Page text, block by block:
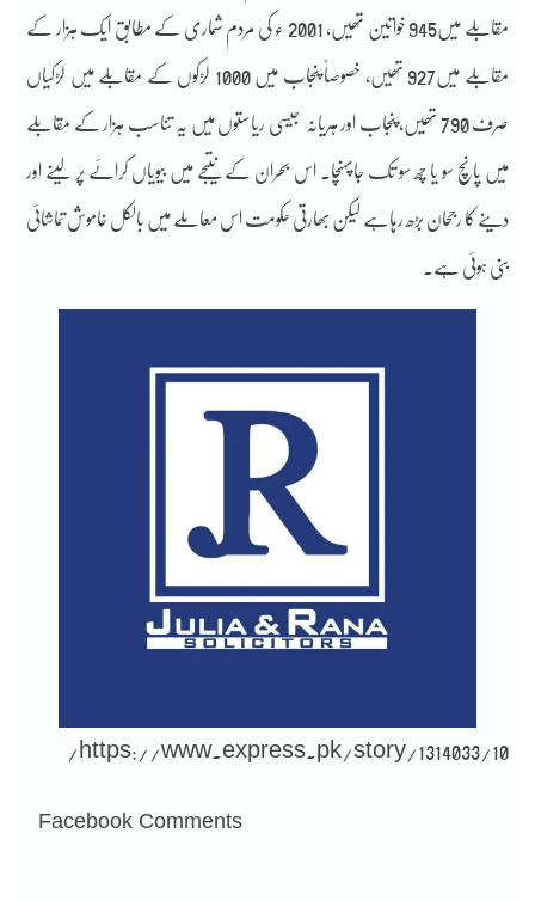
مقابلے میں945 خواتین تھیں، 2001 ء کی مردم شماری کے مطابق ایک ہزار کے
مقابلے میں927 تھیں، خصوصاً پنجاب میں 1000 لڑکوں کے مقابلے میں لڑکیاں
صرف 790 تھیں، پنجاب اور ہریانہ جیسی ریاستوں میں یہ تناسب ہزار کے مقابلے
میں پانچ سو یا چھ سو تک جاپہنچا۔ اس بحران کے نتیجے میں بیویاں کرائے پر لینے اور
دینے کا رجحان بڑھ رہاہے لیکن بھارتی حکومت اس معاملے میں بالکل خاموش تماشائی
بنی ہوئی ہے۔
https://www.express.pk/story/1314033/10/
Facebook Comments